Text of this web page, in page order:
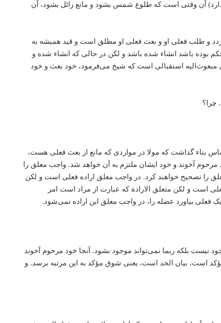
آن وقتی است که طلوع شمس بشود و مانع زائل بشود، آن
و طلب فعلی او و بعث فعلی او مطلق است و قید همیشه به
بوده باشد انشاء شده باشد و لکن در حالی که انشاء شده و
مبعوث‌الیه استقبالی است که شیخ می‌‌فرمود، خود بعث و خود
چرا؟
بناء گذاشت که مولا در مواردی که مانع از بعث فعلی هست‌،
آخوند و خود ایشان ملتزم به آن خواهد شد. واجب معلق را
را تصحیح خواهند کرد. در واجب معلق اراده فعلی است و لکن
است و لکن متعلق الارادة که عبارت از مراد است امر
بیاورد عضله را، در واجب معلق این اراده نمی‌شود.
نیست بلکه ربما نمی‌تواند موجود بشود. آنجا خود مرحوم آخوند
بیان الحد است، یعنی شوق مؤکد به این مرتبه برسد. و